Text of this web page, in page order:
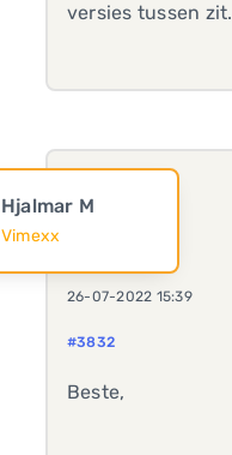
versies tussen zit.
Hjalmar M
Vimexx
26-07-2022 15:39
#3832
Beste,